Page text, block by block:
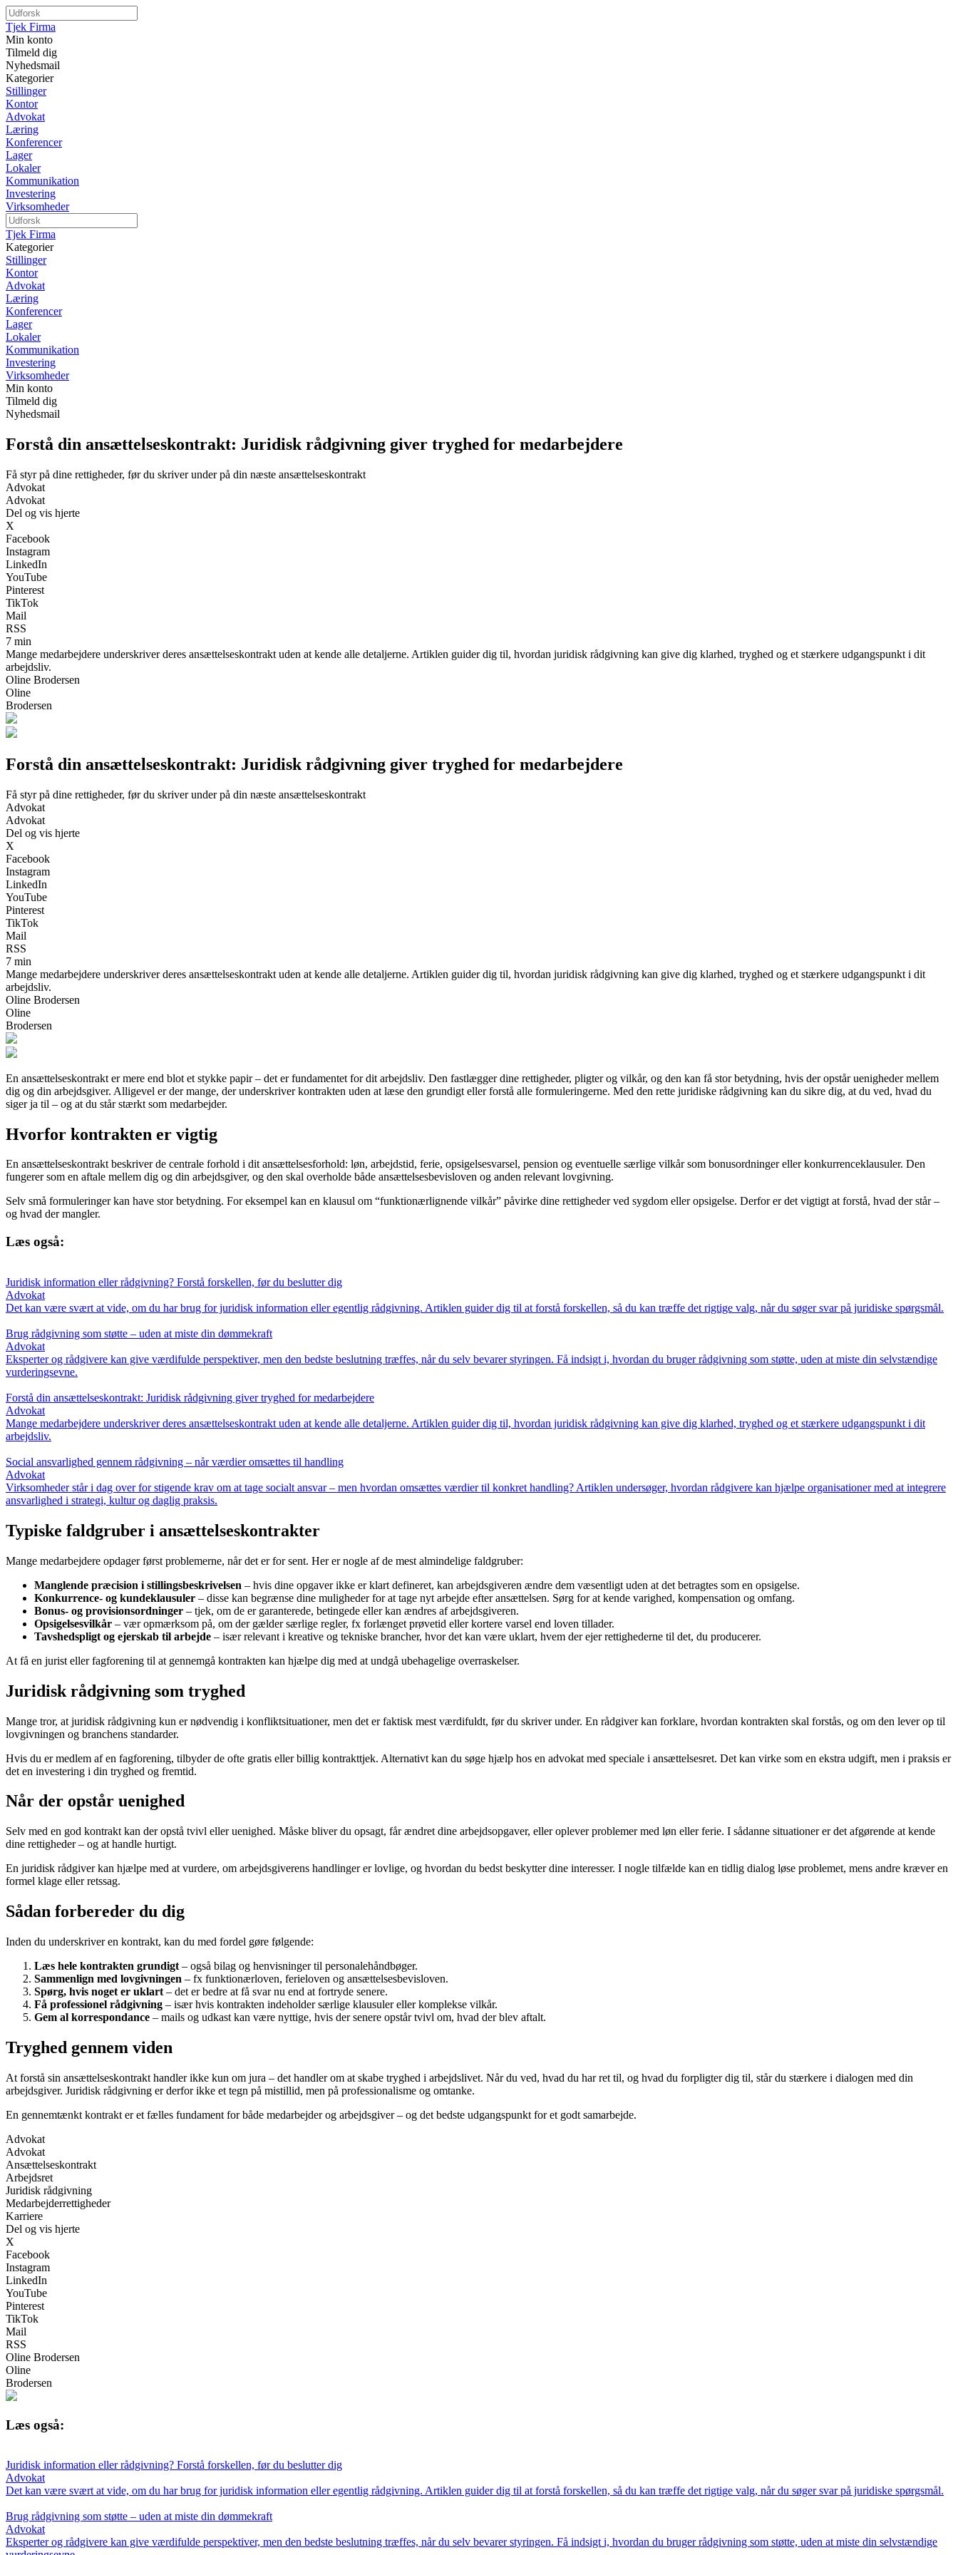
Tjek Firma
Min konto
Tilmeld dig
Nyhedsmail
Kategorier
Stillinger
Kontor
Advokat
Læring
Konferencer
Lager
Lokaler
Kommunikation
Investering
Virksomheder
Tjek Firma
Kategorier
Stillinger
Kontor
Advokat
Læring
Konferencer
Lager
Lokaler
Kommunikation
Investering
Virksomheder
Min konto
Tilmeld dig
Nyhedsmail
Forstå din ansættelseskontrakt: Juridisk rådgivning giver tryghed for medarbejdere
Få styr på dine rettigheder, før du skriver under på din næste ansættelseskontrakt
Advokat
Advokat
Del og vis hjerte
X
Facebook
Instagram
LinkedIn
YouTube
Pinterest
TikTok
Mail
RSS
7 min
Mange medarbejdere underskriver deres ansættelseskontrakt uden at kende alle detaljerne. Artiklen guider dig til, hvordan juridisk rådgivning kan give dig klarhed, tryghed og et stærkere udgangspunkt i dit
arbejdsliv.
Oline Brodersen
Oline
Brodersen
Forstå din ansættelseskontrakt: Juridisk rådgivning giver tryghed for medarbejdere
Få styr på dine rettigheder, før du skriver under på din næste ansættelseskontrakt
Advokat
Advokat
Del og vis hjerte
X
Facebook
Instagram
LinkedIn
YouTube
Pinterest
TikTok
Mail
RSS
7 min
Mange medarbejdere underskriver deres ansættelseskontrakt uden at kende alle detaljerne. Artiklen guider dig til, hvordan juridisk rådgivning kan give dig klarhed, tryghed og et stærkere udgangspunkt i dit
arbejdsliv.
Oline Brodersen
Oline
Brodersen
En ansættelseskontrakt er mere end blot et stykke papir – det er fundamentet for dit arbejdsliv. Den fastlægger dine rettigheder, pligter og vilkår, og den kan få stor betydning, hvis der opstår uenigheder mellem
dig og din arbejdsgiver. Alligevel er der mange, der underskriver kontrakten uden at læse den grundigt eller forstå alle formuleringerne. Med den rette juridiske rådgivning kan du sikre dig, at du ved, hvad du
siger ja til – og at du står stærkt som medarbejder.
Hvorfor kontrakten er vigtig
En ansættelseskontrakt beskriver de centrale forhold i dit ansættelsesforhold: løn, arbejdstid, ferie, opsigelsesvarsel, pension og eventuelle særlige vilkår som bonusordninger eller konkurrenceklausuler. Den
fungerer som en aftale mellem dig og din arbejdsgiver, og den skal overholde både ansættelsesbevisloven og anden relevant lovgivning.
Selv små formuleringer kan have stor betydning. For eksempel kan en klausul om “funktionærlignende vilkår” påvirke dine rettigheder ved sygdom eller opsigelse. Derfor er det vigtigt at forstå, hvad der står –
og hvad der mangler.
Læs også:
Juridisk information eller rådgivning? Forstå forskellen, før du beslutter dig
Advokat
Det kan være svært at vide, om du har brug for juridisk information eller egentlig rådgivning. Artiklen guider dig til at forstå forskellen, så du kan træffe det rigtige valg, når du søger svar på juridiske spørgsmål.
Brug rådgivning som støtte – uden at miste din dømmekraft
Advokat
Eksperter og rådgivere kan give værdifulde perspektiver, men den bedste beslutning træffes, når du selv bevarer styringen. Få indsigt i, hvordan du bruger rådgivning som støtte, uden at miste din selvstændige
vurderingsevne.
Forstå din ansættelseskontrakt: Juridisk rådgivning giver tryghed for medarbejdere
Advokat
Mange medarbejdere underskriver deres ansættelseskontrakt uden at kende alle detaljerne. Artiklen guider dig til, hvordan juridisk rådgivning kan give dig klarhed, tryghed og et stærkere udgangspunkt i dit
arbejdsliv.
Social ansvarlighed gennem rådgivning – når værdier omsættes til handling
Advokat
Virksomheder står i dag over for stigende krav om at tage socialt ansvar – men hvordan omsættes værdier til konkret handling? Artiklen undersøger, hvordan rådgivere kan hjælpe organisationer med at integrere
ansvarlighed i strategi, kultur og daglig praksis.
Typiske faldgruber i ansættelseskontrakter
Mange medarbejdere opdager først problemerne, når det er for sent. Her er nogle af de mest almindelige faldgruber:
Manglende præcision i stillingsbeskrivelsen – hvis dine opgaver ikke er klart defineret, kan arbejdsgiveren ændre dem væsentligt uden at det betragtes som en opsigelse.
Konkurrence- og kundeklausuler – disse kan begrænse dine muligheder for at tage nyt arbejde efter ansættelsen. Sørg for at kende varighed, kompensation og omfang.
Bonus- og provisionsordninger – tjek, om de er garanterede, betingede eller kan ændres af arbejdsgiveren.
Opsigelsesvilkår – vær opmærksom på, om der gælder særlige regler, fx forlænget prøvetid eller kortere varsel end loven tillader.
Tavshedspligt og ejerskab til arbejde – især relevant i kreative og tekniske brancher, hvor det kan være uklart, hvem der ejer rettighederne til det, du producerer.
At få en jurist eller fagforening til at gennemgå kontrakten kan hjælpe dig med at undgå ubehagelige overraskelser.
Juridisk rådgivning som tryghed
Mange tror, at juridisk rådgivning kun er nødvendig i konfliktsituationer, men det er faktisk mest værdifuldt, før du skriver under. En rådgiver kan forklare, hvordan kontrakten skal forstås, og om den lever op til
lovgivningen og branchens standarder.
Hvis du er medlem af en fagforening, tilbyder de ofte gratis eller billig kontrakttjek. Alternativt kan du søge hjælp hos en advokat med speciale i ansættelsesret. Det kan virke som en ekstra udgift, men i praksis er
det en investering i din tryghed og fremtid.
Når der opstår uenighed
Selv med en god kontrakt kan der opstå tvivl eller uenighed. Måske bliver du opsagt, får ændret dine arbejdsopgaver, eller oplever problemer med løn eller ferie. I sådanne situationer er det afgørende at kende
dine rettigheder – og at handle hurtigt.
En juridisk rådgiver kan hjælpe med at vurdere, om arbejdsgiverens handlinger er lovlige, og hvordan du bedst beskytter dine interesser. I nogle tilfælde kan en tidlig dialog løse problemet, mens andre kræver en
formel klage eller retssag.
Sådan forbereder du dig
Inden du underskriver en kontrakt, kan du med fordel gøre følgende:
Læs hele kontrakten grundigt – også bilag og henvisninger til personalehåndbøger.
Sammenlign med lovgivningen – fx funktionærloven, ferieloven og ansættelsesbevisloven.
Spørg, hvis noget er uklart – det er bedre at få svar nu end at fortryde senere.
Få professionel rådgivning – især hvis kontrakten indeholder særlige klausuler eller komplekse vilkår.
Gem al korrespondance – mails og udkast kan være nyttige, hvis der senere opstår tvivl om, hvad der blev aftalt.
Tryghed gennem viden
At forstå sin ansættelseskontrakt handler ikke kun om jura – det handler om at skabe tryghed i arbejdslivet. Når du ved, hvad du har ret til, og hvad du forpligter dig til, står du stærkere i dialogen med din
arbejdsgiver. Juridisk rådgivning er derfor ikke et tegn på mistillid, men på professionalisme og omtanke.
En gennemtænkt kontrakt er et fælles fundament for både medarbejder og arbejdsgiver – og det bedste udgangspunkt for et godt samarbejde.
Advokat
Advokat
Ansættelseskontrakt
Arbejdsret
Juridisk rådgivning
Medarbejderrettigheder
Karriere
Del og vis hjerte
X
Facebook
Instagram
LinkedIn
YouTube
Pinterest
TikTok
Mail
RSS
Oline Brodersen
Oline
Brodersen
Læs også:
Juridisk information eller rådgivning? Forstå forskellen, før du beslutter dig
Advokat
Det kan være svært at vide, om du har brug for juridisk information eller egentlig rådgivning. Artiklen guider dig til at forstå forskellen, så du kan træffe det rigtige valg, når du søger svar på juridiske spørgsmål.
Brug rådgivning som støtte – uden at miste din dømmekraft
Advokat
Eksperter og rådgivere kan give værdifulde perspektiver, men den bedste beslutning træffes, når du selv bevarer styringen. Få indsigt i, hvordan du bruger rådgivning som støtte, uden at miste din selvstændige